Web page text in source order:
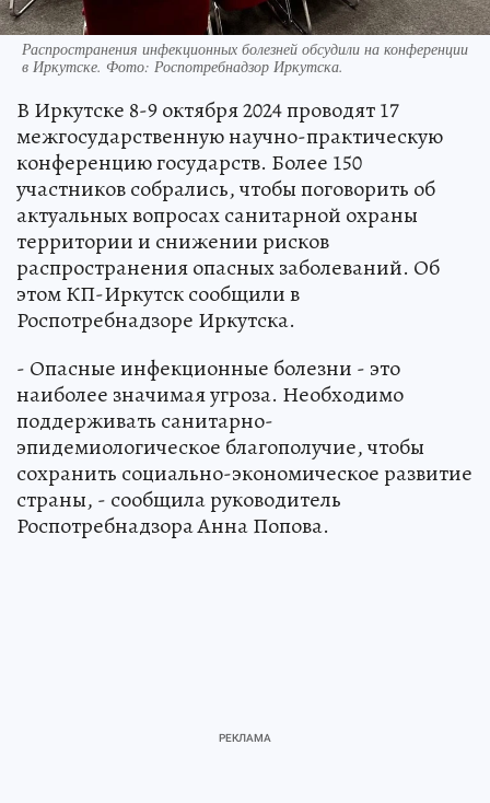
Распространения инфекционных болезней обсудили на конференции
в Иркутске. Фото: Роспотребнадзор Иркутска.
В Иркутске 8-9 октября 2024 проводят 17
межгосударственную научно-практическую
конференцию государств. Более 150
участников собрались, чтобы поговорить об
актуальных вопросах санитарной охраны
территории и снижении рисков
распространения опасных заболеваний. Об
этом КП-Иркутск сообщили в
Роспотребнадзоре Иркутска.
- Опасные инфекционные болезни - это
наиболее значимая угроза. Необходимо
поддерживать санитарно-
эпидемиологическое благополучие, чтобы
сохранить социально-экономическое развитие
страны, - сообщила руководитель
Роспотребнадзора Анна Попова.